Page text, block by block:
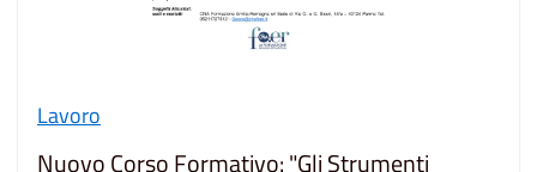
Lavoro
Nuovo Corso Formativo: "Gli Strumenti